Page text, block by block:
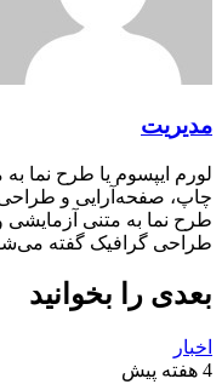
مدیریت
لورم ایپسوم یا طرح‌ نما
چاپ، صفحه‌آرایی و
طرح‌ نما به متنی
طراحی گرافیک گفته
بعدی را بخوانید
اخبار
4 هفته پیش